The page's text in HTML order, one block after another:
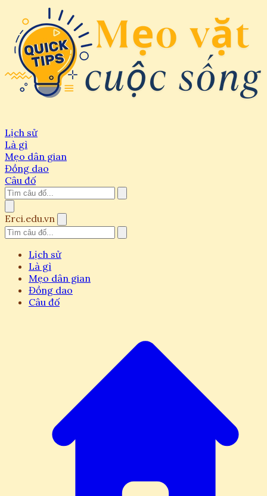
Lịch sử
Là gì
Mẹo dân gian
Đồng dao
Câu đố
Erci.edu.vn
Lịch sử
Là gì
Mẹo dân gian
Đồng dao
Câu đố